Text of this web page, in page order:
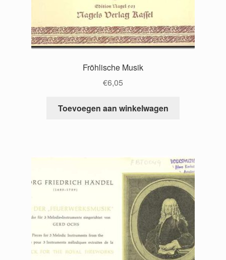
Fröhlische Musik
€6,05
Toevoegen aan winkelwagen